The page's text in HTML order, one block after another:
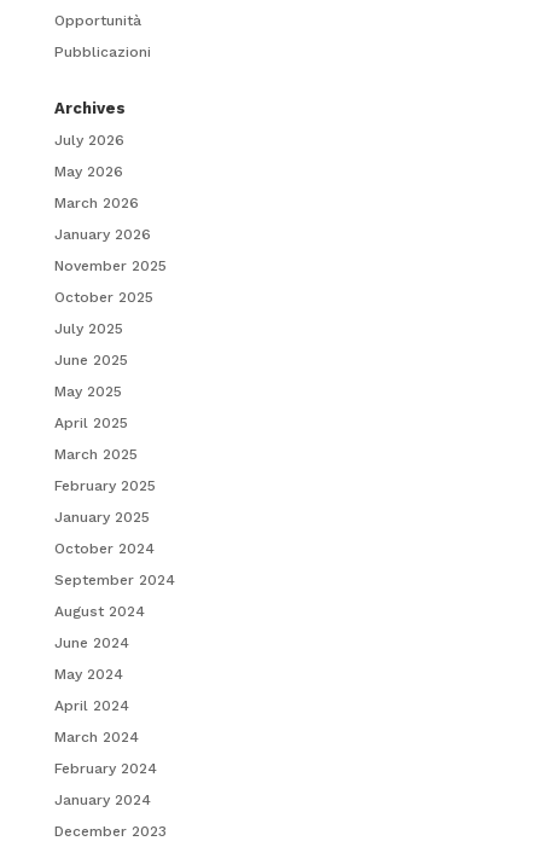
Opportunità
Pubblicazioni
Archives
July 2026
May 2026
March 2026
January 2026
November 2025
October 2025
July 2025
June 2025
May 2025
April 2025
March 2025
February 2025
January 2025
October 2024
September 2024
August 2024
June 2024
May 2024
April 2024
March 2024
February 2024
January 2024
December 2023